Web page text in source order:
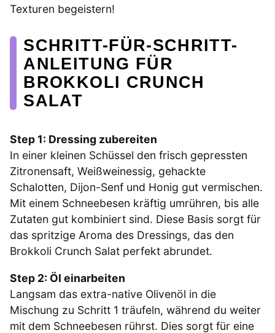
Texturen begeistern!
SCHRITT-FÜR-SCHRITT-
ANLEITUNG FÜR
BROKKOLI CRUNCH
SALAT
Step 1: Dressing zubereiten
In einer kleinen Schüssel den frisch gepressten
Zitronensaft, Weißweinessig, gehackte
Schalotten, Dijon-Senf und Honig gut vermischen.
Mit einem Schneebesen kräftig umrühren, bis alle
Zutaten gut kombiniert sind. Diese Basis sorgt für
das spritzige Aroma des Dressings, das den
Brokkoli Crunch Salat perfekt abrundet.
Step 2: Öl einarbeiten
Langsam das extra-native Olivenöl in die
Mischung zu Schritt 1 träufeln, während du weiter
mit dem Schneebesen rührst. Dies sorgt für eine